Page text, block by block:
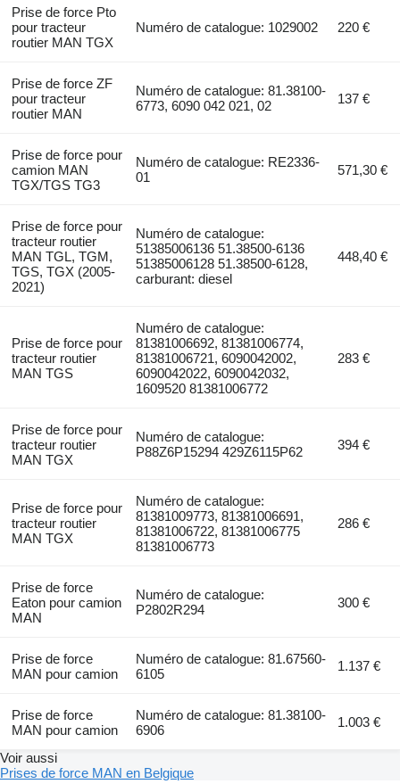
Prise de force Pto
pour tracteur
routier MAN TGX
Numéro de catalogue: 1029002 220 €
Prise de force ZF
pour tracteur
routier MAN
Numéro de catalogue: 81.38100-
6773, 6090 042 021, 02
137 €
Prise de force pour
camion MAN
TGX/TGS TG3
Numéro de catalogue: RE2336-
01
571,30 €
Prise de force pour
tracteur routier
MAN TGL, TGM,
TGS, TGX (2005-
2021)
Numéro de catalogue:
51385006136 51.38500-6136
51385006128 51.38500-6128,
carburant: diesel
448,40 €
Prise de force pour
tracteur routier
MAN TGS
Numéro de catalogue:
81381006692, 81381006774,
81381006721, 6090042002,
6090042022, 6090042032,
1609520 81381006772
283 €
Prise de force pour
tracteur routier
MAN TGX
Numéro de catalogue:
P88Z6P15294 429Z6115P62
394 €
Prise de force pour
tracteur routier
MAN TGX
Numéro de catalogue:
81381009773, 81381006691,
81381006722, 81381006775
81381006773
286 €
Prise de force
Eaton pour camion
MAN
Numéro de catalogue:
P2802R294
300 €
Prise de force
MAN pour camion
Numéro de catalogue: 81.67560-
6105
1.137 €
Prise de force
MAN pour camion
Numéro de catalogue: 81.38100-
6906
1.003 €
Voir aussi
Prises de force MAN en Belgique